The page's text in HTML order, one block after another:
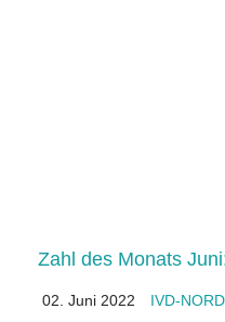
Zahl des Monats
02. Juni 2022 IVD-NORD